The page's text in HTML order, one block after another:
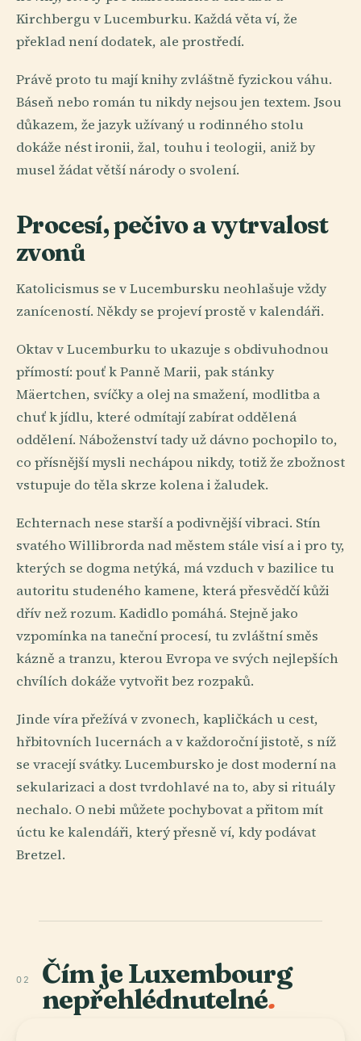
Kirchbergu v Lucemburku. Každá věta ví, že
překlad není dodatek, ale prostředí.
Právě proto tu mají knihy zvláštně fyzickou váhu.
Báseň nebo román tu nikdy nejsou jen textem. Jsou
důkazem, že jazyk užívaný u rodinného stolu
dokáže nést ironii, žal, touhu i teologii, aniž by
musel žádat větší národy o svolení.
Procesí, pečivo a vytrvalost
zvonů
Katolicismus se v Lucembursku neohlašuje vždy
zaníceností. Někdy se projeví prostě v kalendáři.
Oktav v Lucemburku to ukazuje s obdivuhodnou
přímostí: pouť k Panně Marii, pak stánky
Mäertchen, svíčky a olej na smažení, modlitba a
chuť k jídlu, které odmítají zabírat oddělená
oddělení. Náboženství tady už dávno pochopilo to,
co přísnější mysli nechápou nikdy, totiž že zbožnost
vstupuje do těla skrze kolena i žaludek.
Echternach nese starší a podivnější vibraci. Stín
svatého Willibrorda nad městem stále visí a i pro ty,
kterých se dogma netýká, má vzduch v bazilice tu
autoritu studeného kamene, která přesvědčí kůži
dřív než rozum. Kadidlo pomáhá. Stejně jako
vzpomínka na taneční procesí, tu zvláštní směs
kázně a tranzu, kterou Evropa ve svých nejlepších
chvílích dokáže vytvořit bez rozpaků.
Jinde víra přežívá v zvonech, kapličkách u cest,
hřbitovních lucernách a v každoroční jistotě, s níž
se vracejí svátky. Lucembursko je dost moderní na
sekularizaci a dost tvrdohlavé na to, aby si rituály
nechalo. O nebi můžete pochybovat a přitom mít
úctu ke kalendáři, který přesně ví, kdy podávat
Bretzel.
02 Čím je Luxembourg
nepřehlédnutelné.